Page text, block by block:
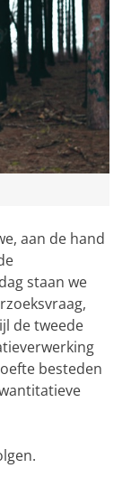
aan de hand
staan we
de tweede
besteden